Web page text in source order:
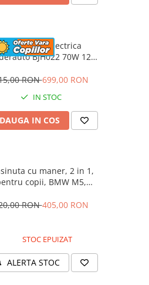
Motocicleta electrica
BJH022 70W 12V
culoare Rosie
RON699,00 RON
IN STOC
IN COS
cu maner, 2 in 1,
copii, BMW M5,
RON405,00 RON
STOC EPUIZAT
ALERTA STOC